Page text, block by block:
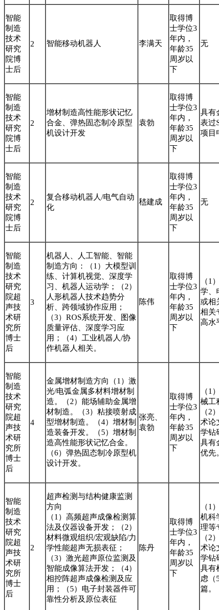
智能
制造
技术
研究
院博
士后
2 智能移动机器人 李满天
取得博
士学位3
年内，
年龄35
周岁以
下
无
智能
制造
技术
研究
院博
士后
2
增材制造高性能形状记忆
合金、弹热固态制冷原型
机设计开发
袁勃
取得博
士学位3
年内，
年龄35
周岁以
下
具有
表过
项目
智能
制造
技术
研究
院博
士后
2
复合移动机器人/电气自动
化
嵇建成
取得博
士学位3
年内，
年龄35
周岁以
下
无
智能
制造
技术
研究
院超
声技
术研
究所
博士
后
3
机器人、人工智能、智能
制造方向：（1）大模型训
练、计算机视觉、深度学
习、机器人运动学；（2）
人形机器人技术趋势分
析、跨领域协作应用；
（3）ROS系统开发、图像
质量评估、深度学习应
用；（4）工业机器人/协
作机器人相关。
陈伟
取得博
士学位3
年内，
年龄35
周岁以
下
（1
学、
或相
相关
高水
智能
制造
技术
研究
院超
声技
术研
究所
博士
后
4
金属增材制造方向（1）激
光/电弧金属多材料增材制
造。（2）能场辅助金属增
材制造。（3）粘接喷射成
型增材制造。（4）增材制
造装备开发。（5）增材制
造高性能形状记忆合金。
（6）弹热固态制冷原型机
设计开发。
张亮、
袁勃
取得博
士学位3
年内，
年龄35
周岁以
下
（1
械工
（2
术论
学钻
具有
优先
智能
制造
技术
研究
院超
声技
术研
究所
博士
后
2
超声检测与结构健康监测
方向
（1）高频超声成像检测算
法及仪器设备开发；（2）
材料微观组织/宏观缺陷/力
学性能超声无损表征；
（3）激光超声原位监测及
智能成像算法开发；（4）
相控阵超声成像检测及应
用；（5）电子封装器件可
靠性分析及原位表征
陈丹
取得博
士学位3
年内，
年龄35
周岁以
下
（1
机科
理等
（2
术论
学钻
具有
虑（
篇。